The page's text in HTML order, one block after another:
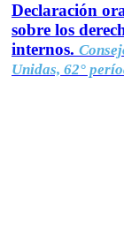
Declaración
sobre los
internos.
Unidas, 62°